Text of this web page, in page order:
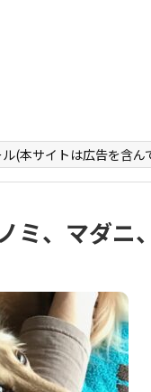
(本サイトは広告を含ん
ミ、マダニ